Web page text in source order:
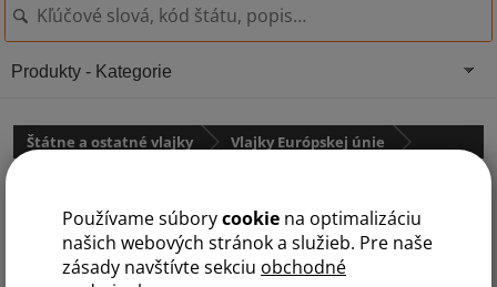
Používame súborycookie na optimalizáciu
našich webových stránok a služieb. Pre naše
zásady navštívte sekciu obchodné
Štátne a ostatné vlajky Vlajky Európskej únie
cm
Produkty - Kategorie